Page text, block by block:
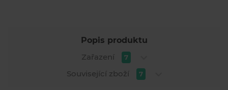
Popis produktu
Zařazení
7
Související zboží 7